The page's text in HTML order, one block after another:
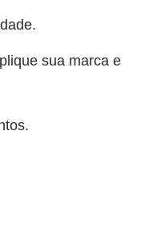
sua marca e